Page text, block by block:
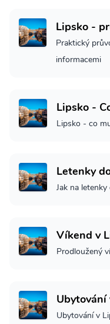
Lipsko -
Praktický
informacemi
Lipsko -
Lipsko - co
Letenky
Jak na
Víkend v
Prodloužený
Ubytování
Ubytování v